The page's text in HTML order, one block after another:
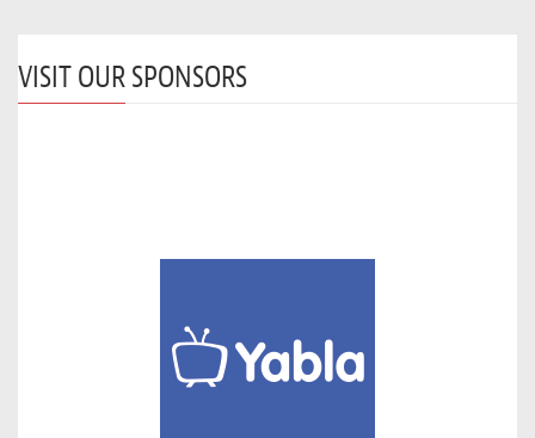
VISIT OUR SPONSORS